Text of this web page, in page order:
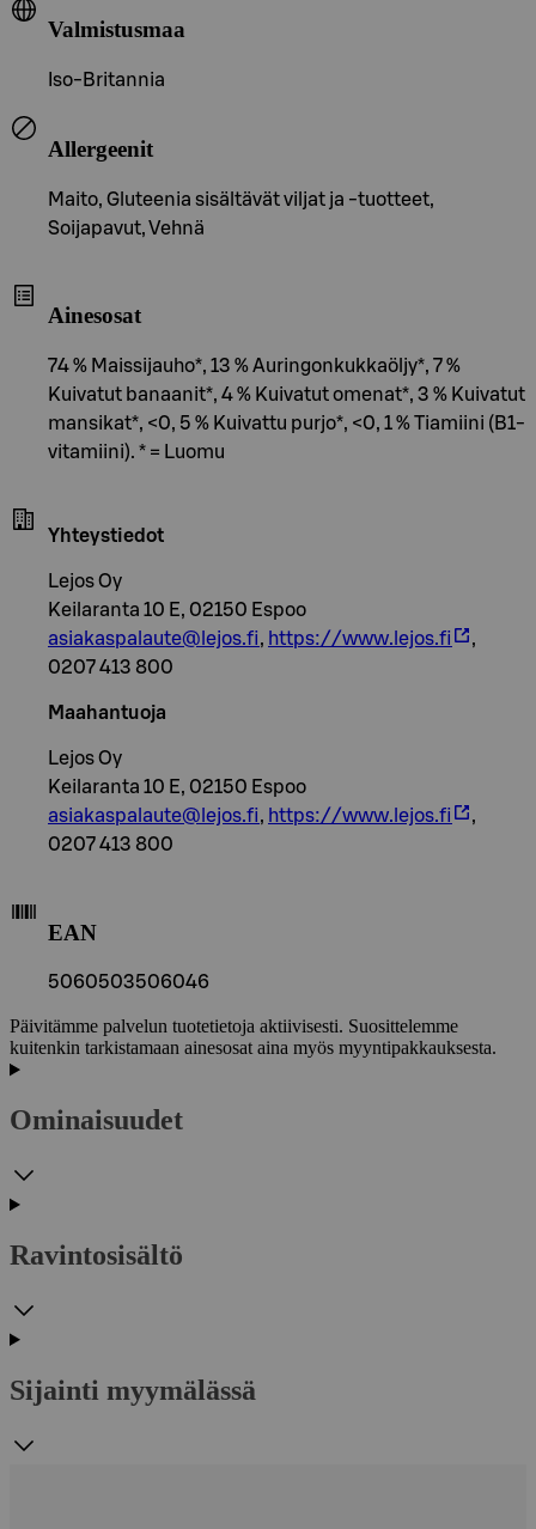
Valmistusmaa
Iso-Britannia
Allergeenit
Maito, Gluteenia sisältävät viljat ja -tuotteet,
Soijapavut, Vehnä
Ainesosat
74 % Maissijauho*, 13 % Auringonkukkaöljy*, 7 %
Kuivatut banaanit*, 4 % Kuivatut omenat*, 3 % Kuivatut
mansikat*, <0, 5 % Kuivattu purjo*, <0, 1 % Tiamiini (B1-
vitamiini). * = Luomu
Yhteystiedot
Lejos Oy
Keilaranta 10 E, 02150 Espoo
asiakaspalaute@lejos.fi, https://www.lejos.fi
,
0207 413 800
Maahantuoja
Lejos Oy
Keilaranta 10 E, 02150 Espoo
asiakaspalaute@lejos.fi, https://www.lejos.fi
,
0207 413 800
EAN
5060503506046
Päivitämme palvelun tuotetietoja aktiivisesti. Suosittelemme
kuitenkin tarkistamaan ainesosat aina myös myyntipakkauksesta.
Ominaisuudet
Ravintosisältö
Sijainti myymälässä